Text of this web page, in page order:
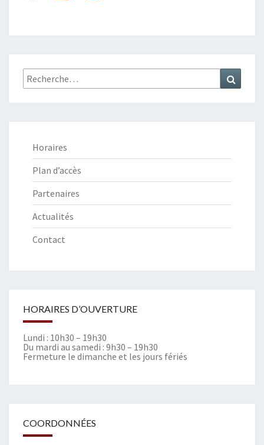
Recherche
:
Horaires
Plan d’accès
Partenaires
Actualités
Contact
HORAIRES D’OUVERTURE
Lundi : 10h30 – 19h30
Du mardi au samedi : 9h30 – 19h30
Fermeture le dimanche et les jours fériés
COORDONNÉES